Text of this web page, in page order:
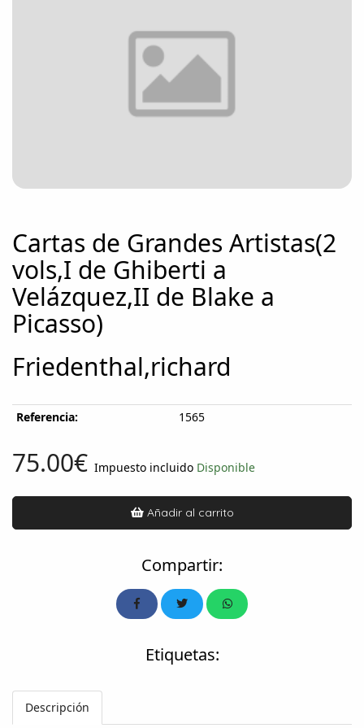
Cartas de Grandes Artistas(2
vols,I de Ghiberti a
Velázquez,II de Blake a
Picasso)
Friedenthal,richard
Referencia: 1565
75.00€ Impuesto incluido Disponible
Añadir al carrito
Compartir:
Etiquetas:
Descripción